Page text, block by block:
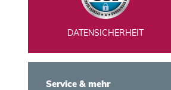
DATENSICHERHEIT
Service & mehr